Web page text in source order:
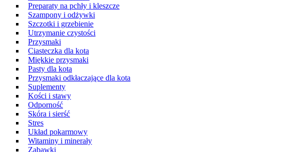
Preparaty na pchły i kleszcze
Szampony i odżywki
Szczotki i grzebienie
Utrzymanie czystości
Przysmaki
Ciasteczka dla kota
Miękkie przysmaki
Pasty dla kota
Przysmaki odkłaczające dla kota
Suplementy
Kości i stawy
Odporność
Skóra i sierść
Stres
Układ pokarmowy
Witaminy i minerały
Zabawki